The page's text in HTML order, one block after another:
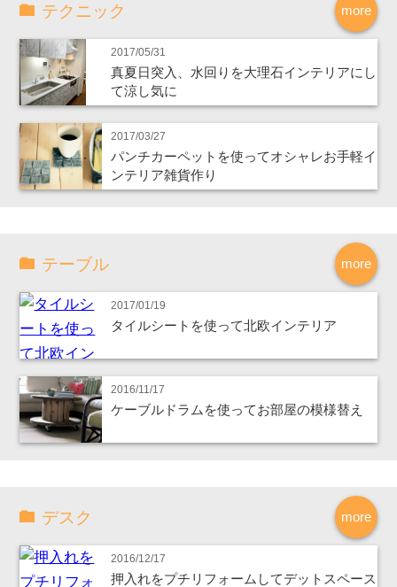
more
テクニック
2017/05/31
真夏日突入、水回りを大理石インテリアにし
て涼し気に
2017/03/27
パンチカーペットを使ってオシャレお手軽イ
ンテリア雑貨作り
more
テーブル
2017/01/19
タイルシートを使って北欧インテリア
2016/11/17
ケーブルドラムを使ってお部屋の模様替え
more
デスク
2016/12/17
押入れをプチリフォームしてデットスペース